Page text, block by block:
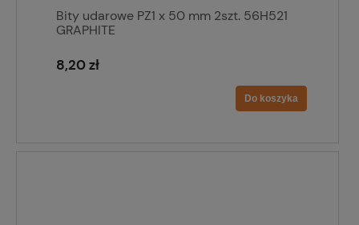
Bity udarowe PZ1 x 50 mm 2szt. 56H521
GRAPHITE
8,20 zł
Do koszyka